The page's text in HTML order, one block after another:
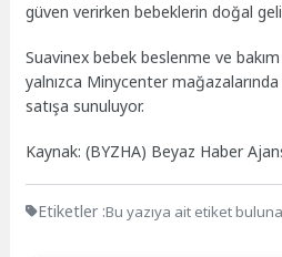
güven verirken bebeklerin doğal
Suavinex bebek beslenme ve
yalnızca Minycenter
satışa sunuluyor.
Kaynak: (BYZHA) Beyaz Haber
Etiketler :Bu yazıya ait etiket